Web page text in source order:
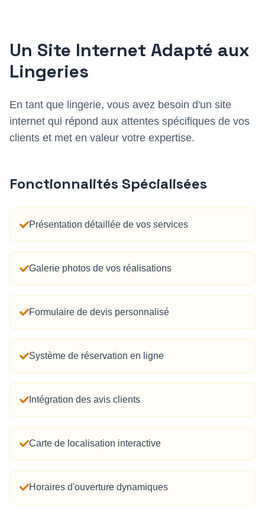
Un Site Internet Adapté aux
Lingeries
En tant que lingerie, vous avez besoin d'un site
internet qui répond aux attentes spécifiques de vos
clients et met en valeur votre expertise.
Fonctionnalités Spécialisées
Présentation détaillée de vos services
Galerie photos de vos réalisations
Formulaire de devis personnalisé
Système de réservation en ligne
Intégration des avis clients
Carte de localisation interactive
Horaires d'ouverture dynamiques